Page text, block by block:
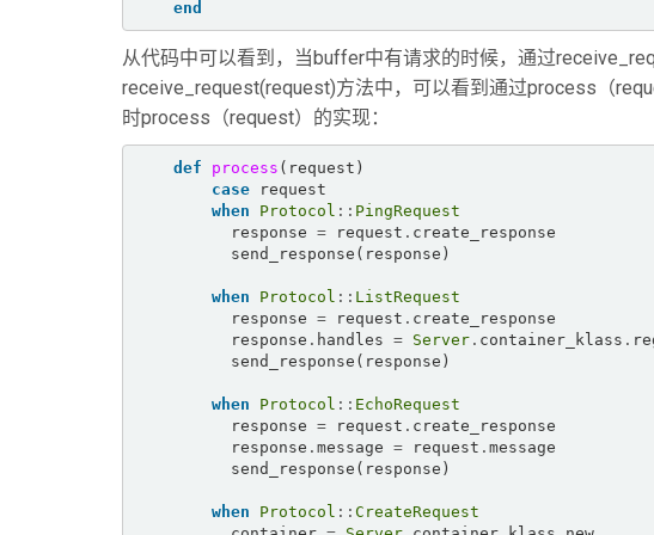
end
从代码中可以看到，当buffer中有请求的时候，通过
receive_request(request)方法中，可以看到通过process（
时process（request）的实现：
def process (request)
case request
when
Protocol :: PingRequest
          response
= request . create_response
when Protocol :: ListRequest
          response
= request . create_response
          response
. handles = Server. container_klass .
when Protocol :: EchoRequest
          response
= request . create_response
          response
. message = request . message
when Protocol :: CreateRequest